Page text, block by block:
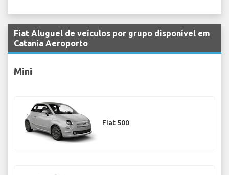
Fiat Aluguel de veículos por grupo disponível em
Catania Aeroporto
Mini
Fiat 500